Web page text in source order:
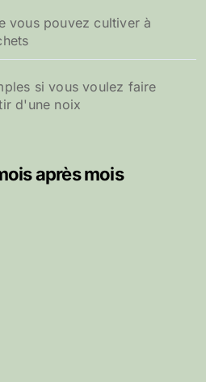
vous pouvez cultiver à
si vous voulez faire
d'une noix
après mois